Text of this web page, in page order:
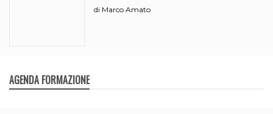
di Marco Amato
AGENDA FORMAZIONE